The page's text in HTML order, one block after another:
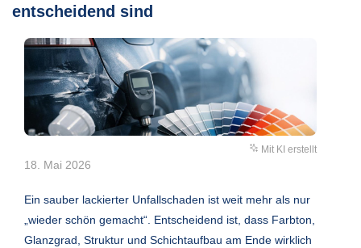
entscheidend sind
Mit KI erstellt
18. Mai 2026
Ein sauber lackierter Unfallschaden ist weit mehr als nur
„wieder schön gemacht“. Entscheidend ist, dass Farbton,
Glanzgrad, Struktur und Schichtaufbau am Ende wirklich